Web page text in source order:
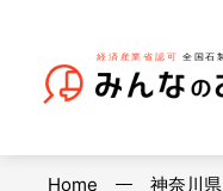
Home 神奈川県